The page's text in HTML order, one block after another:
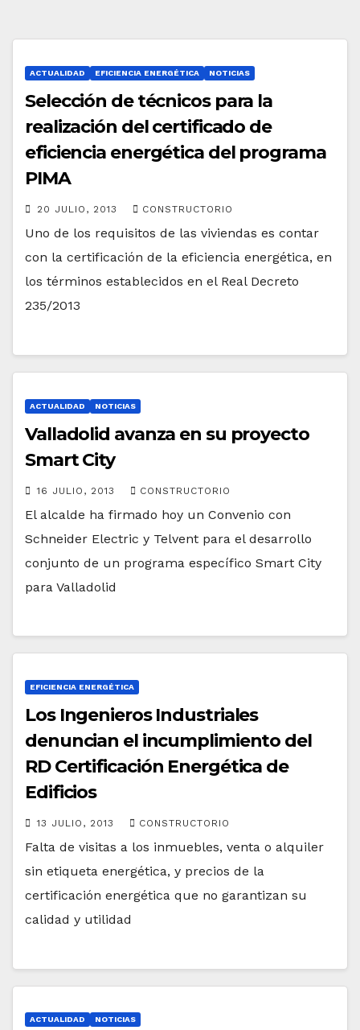
ACTUALIDAD EFICIENCIA ENERGÉTICA NOTICIAS
Selección de técnicos para la
realización del certificado de
eficiencia energética del programa
PIMA
20 JULIO, 2013 CONSTRUCTORIO
Uno de los requisitos de las viviendas es contar
con la certificación de la eficiencia energética, en
los términos establecidos en el Real Decreto
235/2013
ACTUALIDAD NOTICIAS
Valladolid avanza en su proyecto
Smart City
16 JULIO, 2013 CONSTRUCTORIO
El alcalde ha firmado hoy un Convenio con
Schneider Electric y Telvent para el desarrollo
conjunto de un programa específico Smart City
para Valladolid
EFICIENCIA ENERGÉTICA
Los Ingenieros Industriales
denuncian el incumplimiento del
RD Certificación Energética de
Edificios
13 JULIO, 2013 CONSTRUCTORIO
Falta de visitas a los inmuebles, venta o alquiler
sin etiqueta energética, y precios de la
certificación energética que no garantizan su
calidad y utilidad
ACTUALIDAD NOTICIAS